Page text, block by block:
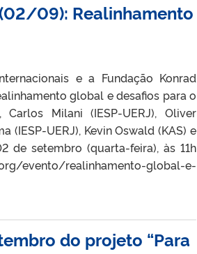
09): Realinhamento
e a Fundação Konrad
global e desafios para o
Milani (IESP-UERJ), Oliver
(IESP-UERJ), Kevin Oswald (KAS) e
de setembro (quarta-feira), às 11h
evento/realinhamento-global-e-
do projeto “Para